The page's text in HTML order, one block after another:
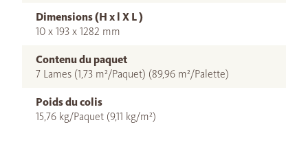
Dimensions (H x l X L )
10 x 193 x 1282 mm
Contenu du paquet
7 Lames (1,73 m²/Paquet) (89,96 m²/Palette)
Poids du colis
15,76 kg/Paquet (9,11 kg/m²)